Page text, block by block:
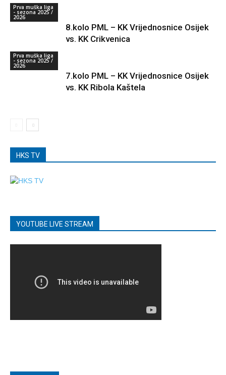
Prva muška liga
- sezona 2025 /
2026
8.kolo PML – KK Vrijednosnice Osijek
vs. KK Crikvenica
Prva muška liga
- sezona 2025 /
2026
7.kolo PML – KK Vrijednosnice Osijek
vs. KK Ribola Kaštela
HKS TV
YOUTUBE LIVE STREAM